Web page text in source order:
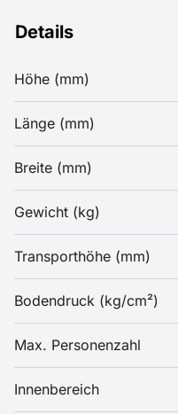
Details
Höhe (mm)
Länge (mm)
Breite (mm)
Gewicht (kg)
Transporthöhe (mm)
Bodendruck (kg/cm²)
Max. Personenzahl
Innenbereich